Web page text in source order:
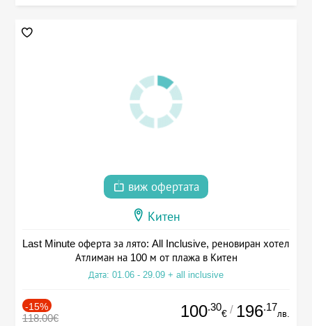
виж офертата
Китен
Last Minute оферта за лято: All Inclusive, реновиран хотел
Атлиман на 100 м от плажа в Китен
Дата: 01.06 - 29.09 + all inclusive
-15%
118.00€ 100.30
€ / 196.17
лв.